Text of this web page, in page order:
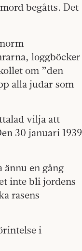
begåtts. Det
loggböcker
om ”den
alla judar som
vilja att
30 januari 1939
en gång
inte bli jordens
rasens
i